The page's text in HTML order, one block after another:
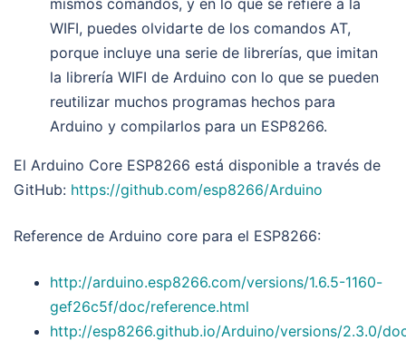
mismos comandos, y en lo que se refiere a la
WIFI, puedes olvidarte de los comandos AT,
porque incluye una serie de librerías, que imitan
la librería WIFI de Arduino con lo que se pueden
reutilizar muchos programas hechos para
Arduino y compilarlos para un ESP8266.
El Arduino Core ESP8266 está disponible a través de
GitHub: https://github.com/esp8266/Arduino
Reference de Arduino core para el ESP8266:
http://arduino.esp8266.com/versions/1.6.5-1160-
gef26c5f/doc/reference.html
http://esp8266.github.io/Arduino/versions/2.3.0/